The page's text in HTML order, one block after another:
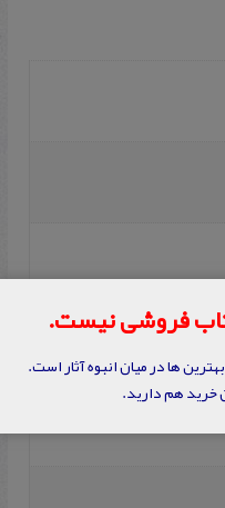
فروشی نیست.
ها در میان انبوه آثار است.
خرید هم دارید.